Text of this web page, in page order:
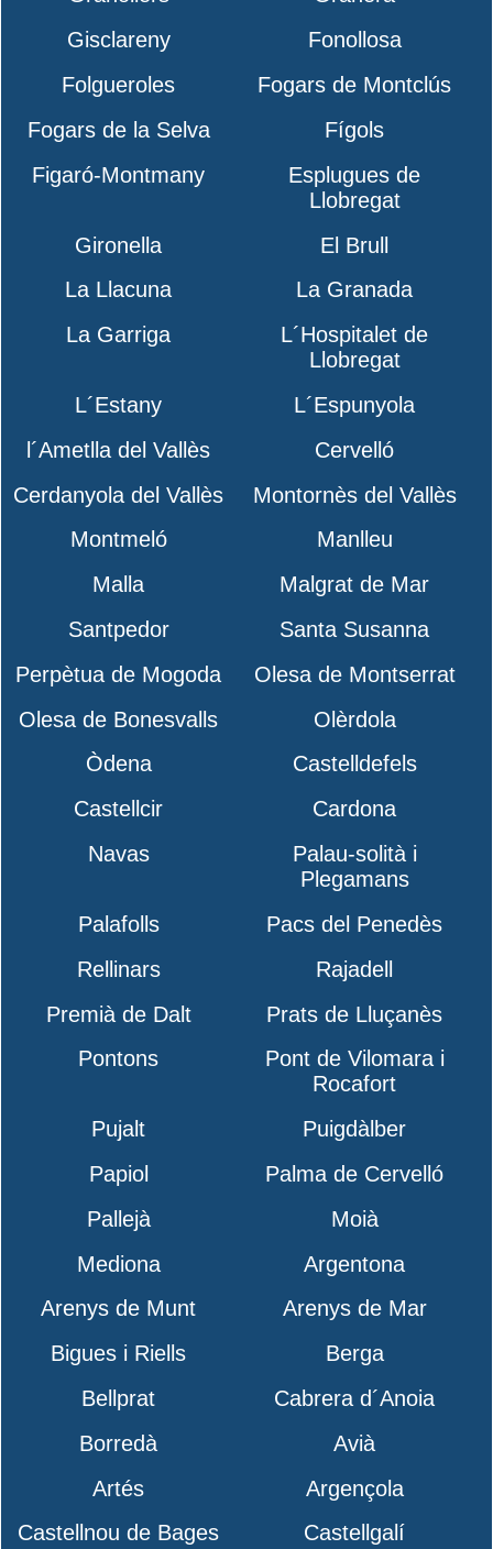
Gisclareny
Fonollosa
Folgueroles
Fogars de Montclús
Fogars de la Selva
Fígols
Figaró-Montmany
Esplugues de
Llobregat
Gironella
El Brull
La Llacuna
La Granada
La Garriga
L´Hospitalet de
Llobregat
L´Estany
L´Espunyola
l´Ametlla del Vallès
Cervelló
Cerdanyola del Vallès
Montornès del Vallès
Montmeló
Manlleu
Malla
Malgrat de Mar
Santpedor
Santa Susanna
Perpètua de Mogoda
Olesa de Montserrat
Olesa de Bonesvalls
Olèrdola
Òdena
Castelldefels
Castellcir
Cardona
Navas
Palau-solità i
Plegamans
Palafolls
Pacs del Penedès
Rellinars
Rajadell
Premià de Dalt
Prats de Lluçanès
Pontons
Pont de Vilomara i
Rocafort
Pujalt
Puigdàlber
Papiol
Palma de Cervelló
Pallejà
Moià
Mediona
Argentona
Arenys de Munt
Arenys de Mar
Bigues i Riells
Berga
Bellprat
Cabrera d´Anoia
Borredà
Avià
Artés
Argençola
Castellnou de Bages
Castellgalí